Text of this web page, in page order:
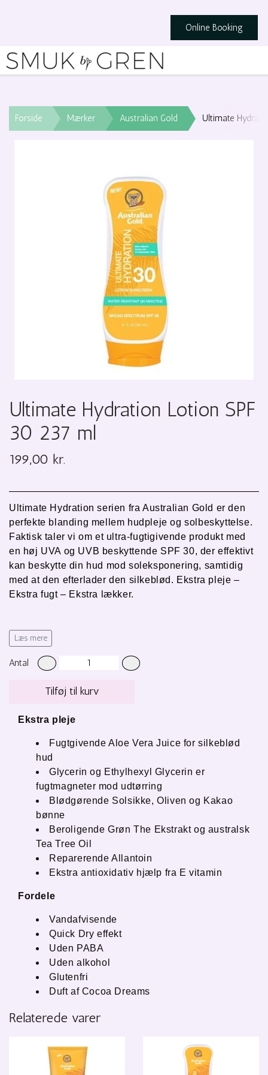
Online Booking
Forside Mærker Australian Gold Ultimate
Ultimate Hydration Lotion SPF
30 237 ml
199,00 kr.
Ultimate Hydration serien fra Australian Gold er den
perfekte blanding mellem hudpleje og solbeskyttelse.
Faktisk taler vi om et ultra-fugtigivende produkt med
en høj UVA og UVB beskyttende SPF 30, dereffektivt
kan beskytte din hud mod soleksponering, samtidig
med at den efterlader den silkeblød. Ekstra pleje –
Ekstra fugt – Ekstra lækker.
I Ultimate Hydration Lotion finder du ingredienser som
Aloe Vera, solsikkefrøekstrakt og
kakaosmørekst
rakter, der giver et nærende boost.
Sidst men ikke mindst en blanding af naturlige
australske ingredienser: kraftige antioxidanter, som
holder længe på huden, selvom du løber, leger eller
Læs mere
Antal
Tilføj til kurv
Ekstra pleje
Fugtgivende Aloe Vera Juice for silkeblød
hud
Glycerin og Ethylhexyl Glycerin er
fugtmagneter mod udtørring
Blødgørende Solsikke, Oliven og Kakao
bønne
Beroligende Grøn The Ekstrakt og australsk
Tea Tree Oil
Reparerende Allantoin
Ekstra antioxidativ hjælp fra E vitamin
Fordele
Vandafvisende
Quick Dry effekt
Uden PABA
Uden alkohol
Glutenfri
Duft af Cocoa Dreams
Relaterede varer